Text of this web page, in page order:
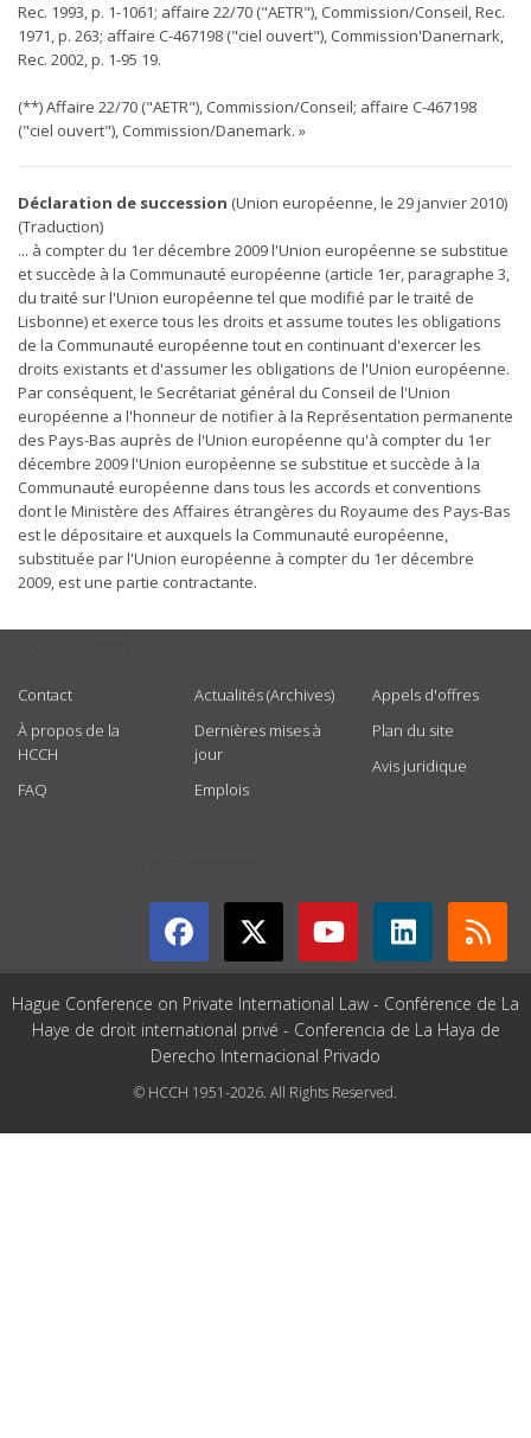
Rec. 1993, p. 1-1061; affaire 22/70 ("AETR"), Commission/Conseil, Rec.
1971, p. 263; affaire C-467198 ("ciel ouvert"), Commission'Danernark,
Rec. 2002, p. 1-95 19.
(**) Affaire 22/70 ("AETR"), Commission/Conseil; affaire C-467198
("ciel ouvert"), Commission/Danemark. »
Déclaration de succession (Union européenne, le 29 janvier 2010)
(Traduction)
... à compter du 1er décembre 2009 l'Union européenne se substitue
et succède à la Communauté européenne (article 1er, paragraphe 3,
du traité sur l'Union européenne tel que modifié par le traité de
Lisbonne) et exerce tous les droits et assume toutes les obligations
de la Communauté européenne tout en continuant d'exercer les
droits existants et d'assumer les obligations de l'Union européenne.
Par conséquent, le Secrétariat général du Conseil de l'Union
européenne a l'honneur de notifier à la Représentation permanente
des Pays-Bas auprès de l'Union européenne qu'à compter du 1er
décembre 2009 l'Union européenne se substitue et succède à la
Communauté européenne dans tous les accords et conventions
dont le Ministère des Affaires étrangères du Royaume des Pays-Bas
est le dépositaire et auxquels la Communauté européenne,
substituée par l'Union européenne à compter du 1er décembre
2009, est une partie contractante.
Contact
À propos de la
HCCH
FAQ
Actualités (Archives)
Dernières mises à
jour
Emplois
Appels d'offres
Plan du site
Avis juridique
Hague Conference on Private International Law - Conférence de La
Haye de droit international privé - Conferencia de La Haya de
Derecho Internacional Privado
© HCCH 1951-2026. All Rights Reserved.